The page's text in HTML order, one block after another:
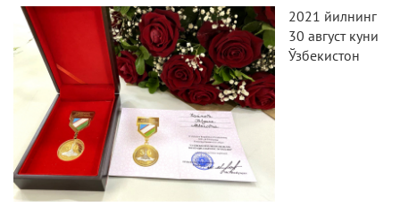
2021 йилнинг
30 август куни
Ўзбекистон